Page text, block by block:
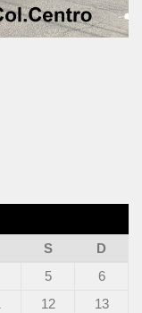
S
D
5
6
12
13